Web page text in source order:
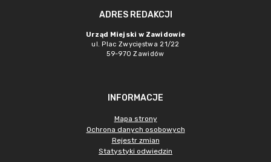
ADRES REDAKCJI
Urząd Miejski w Zawidowie
ul. Plac Zwycięstwa 21/22
59-970 Zawidów
INFORMACJE
Mapa strony
Ochrona danych osobowych
Rejestr zmian
Statystyki odwiedzin